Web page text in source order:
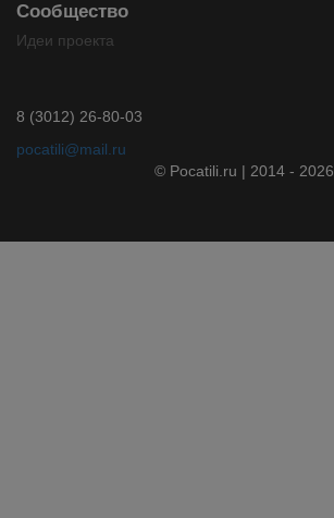
Сообщество
Идеи проекта
8 (3012) 26-80-03
pocatili@mail.ru
© Pocatili.ru | 2014 - 2026